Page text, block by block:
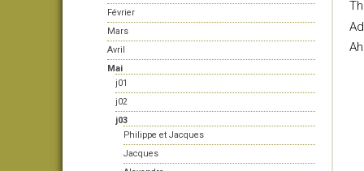
Février
Mars
Avril
Mai
j01
j02
j03
Philippe et Jacques
Jacques